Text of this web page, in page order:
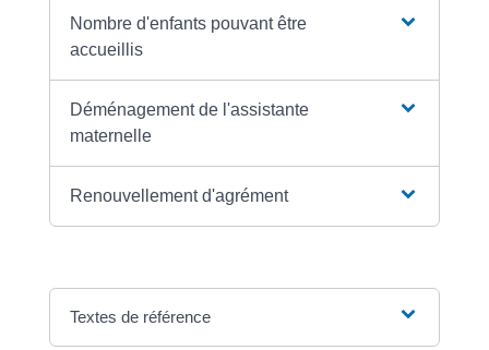
Nombre d'enfants pouvant être
accueillis
Déménagement de l'assistante
maternelle
Renouvellement d'agrément
Textes de référence